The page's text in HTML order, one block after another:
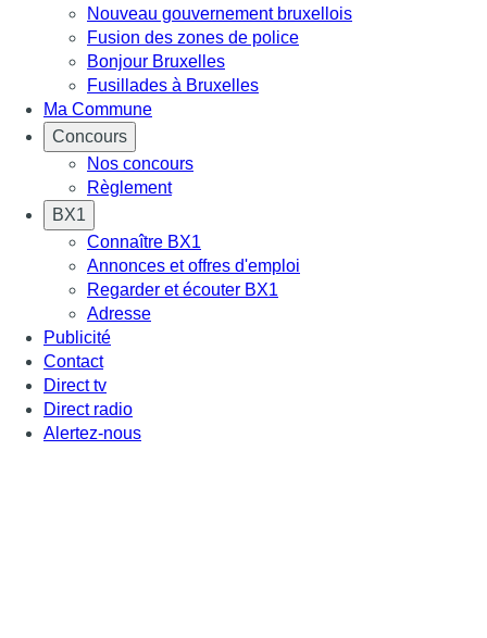
Nouveau gouvernement bruxellois
Fusion des zones de police
Bonjour Bruxelles
Fusillades à Bruxelles
Ma Commune
Concours
Nos concours
Règlement
BX1
Connaître BX1
Annonces et offres d'emploi
Regarder et écouter BX1
Adresse
Publicité
Contact
Direct tv
Direct radio
Alertez-nous